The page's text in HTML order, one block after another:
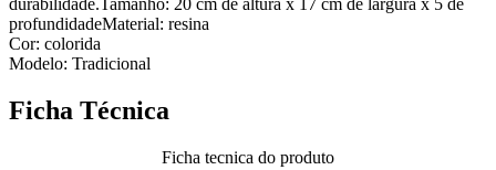
durabilidade.Tamanho: 20 cm de altura x 17 cm de largura x 5 de
profundidadeMaterial: resina
Cor: colorida
Modelo: Tradicional
Ficha Técnica
Ficha tecnica do produto